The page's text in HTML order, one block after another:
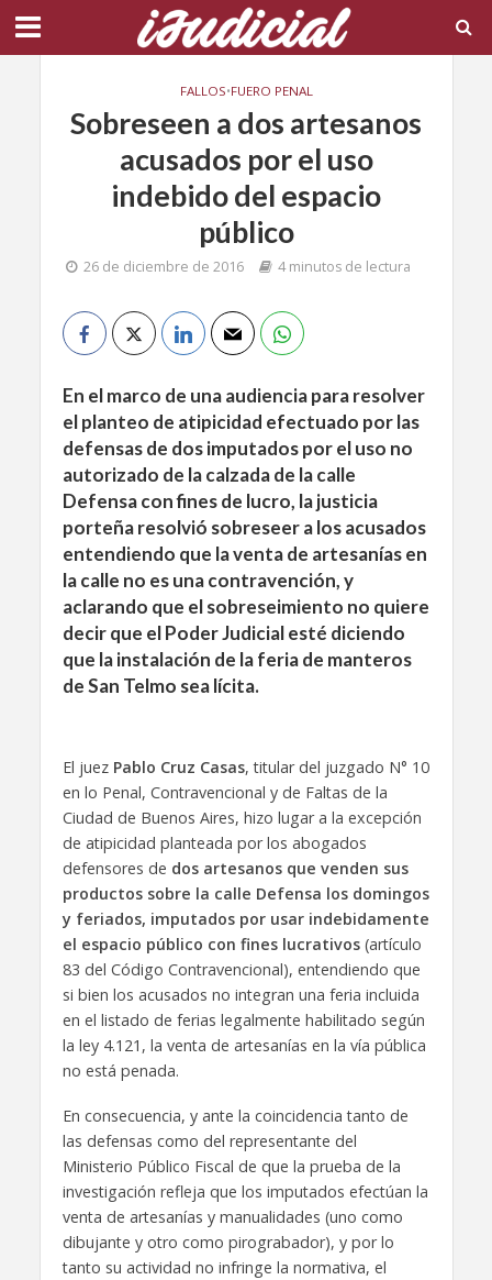
FALLOS•FUERO PENAL
Sobreseen a dos artesanos
acusados por el uso
indebido del espacio
público
26 de diciembre de 2016 4 minutos de lectura
En el marco de una audiencia para resolver
el planteo de atipicidad efectuado por las
defensas de dos imputados por el uso no
autorizado de la calzada de la calle
Defensa con fines de lucro, la justicia
porteña resolvió sobreseer a los acusados
entendiendo que la venta de artesanías en
la calle no es una contravención, y
aclarando que el sobreseimiento no quiere
decir que el Poder Judicial esté diciendo
que la instalación de la feria de manteros
de San Telmo sea lícita.
El juez Pablo Cruz Casas, titular del juzgado N° 10
en lo Penal, Contravencional y de Faltas de la
Ciudad de Buenos Aires, hizo lugar a la excepción
de atipicidad planteada por los abogados
defensores de dos artesanos que venden sus
productos sobre la calle Defensa los domingos
y feriados, imputados por usar indebidamente
el espacio público con fines lucrativos(artículo
83 del Código Contravencional), entendiendo que
si bien los acusados no integran una feria incluida
en el listado de ferias legalmente habilitado según
la ley 4.121, la venta de artesanías en la vía pública
no está penada.
En consecuencia, y ante la coincidencia tanto de
las defensas como del representante del
Ministerio Público Fiscal de que la prueba de la
investigación refleja que los imputados efectúan la
venta de artesanías y manualidades (uno como
dibujante y otro como pirograbador), y por lo
tanto su actividad no infringe la normativa, el